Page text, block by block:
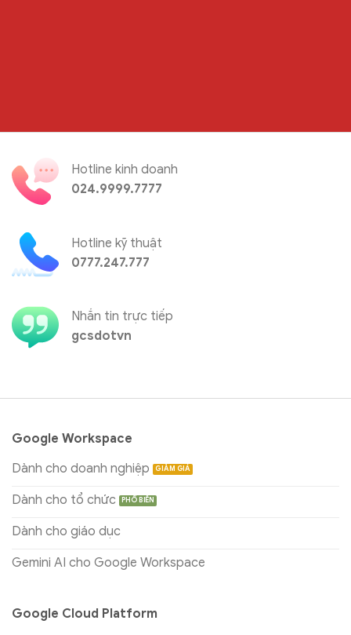
Hotline kinh doanh
024.9999.7777
Hotline kỹ thuật
0777.247.777
Nhắn tin trực tiếp
gcsdotvn
Google Workspace
Dành cho doanh nghiệp
Dành cho tổ chức
Dành cho giáo dục
Gemini AI cho Google Workspace
Google Cloud Platform